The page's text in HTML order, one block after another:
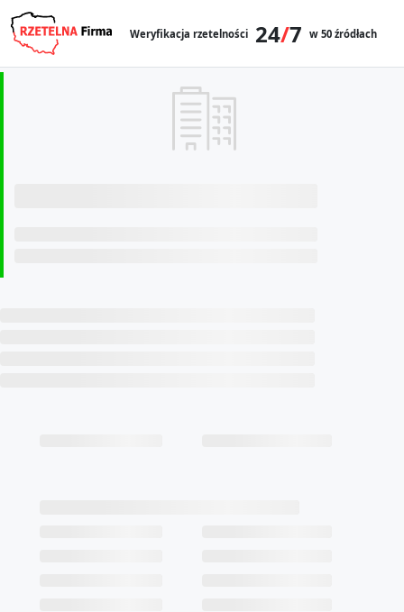
Weryfikacja rzetelności 24/7 w 50 źródłach